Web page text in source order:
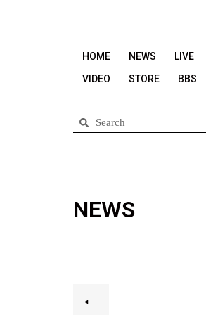
HOME NEWS LIVE
VIDEO
STORE BBS
NEWS